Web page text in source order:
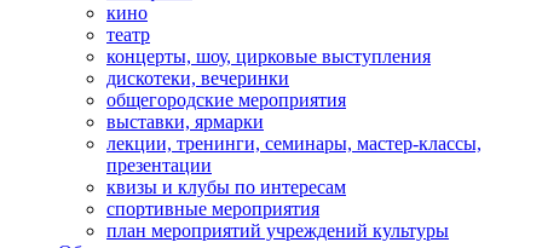
кино
театр
концерты, шоу, цирковые выступления
дискотеки, вечеринки
общегородские мероприятия
выставки, ярмарки
лекции, тренинги, семинары, мастер-классы,
презентации
квизы и клубы по интересам
спортивные мероприятия
план мероприятий учреждений культуры